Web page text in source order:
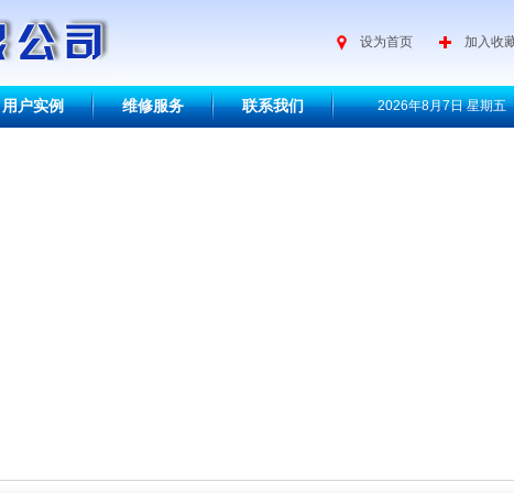
设为首页 加入收
用户实例 维修服务 联系我们 2026年8月7日 星期五